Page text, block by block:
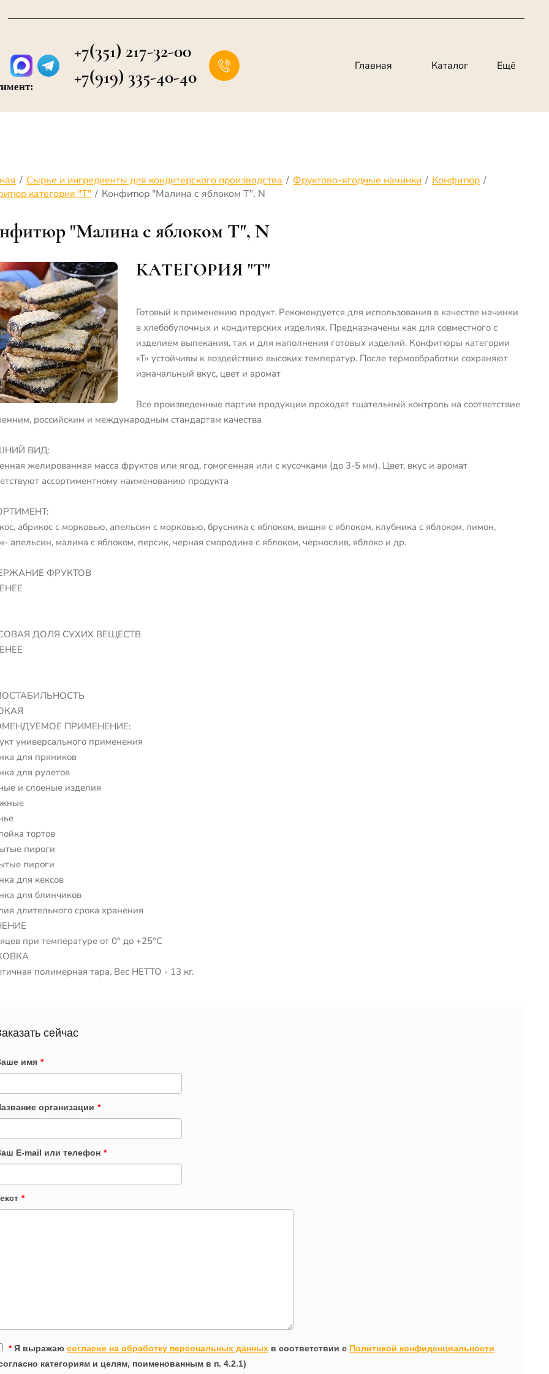
Главная Каталог Ещё
+7(351) 217-32-00
+7(919) 335-40-40
/ Сырье и ингредиенты для кондитерского производства / Фруктово-ягодные начинки / Конфитюр /
категория "Т" / Конфитюр "Малина с яблоком Т", N
"Малина с яблоком Т", N
КАТЕГОРИЯ "Т"
Готовый к применению продукт. Рекомендуется для использования в качестве начинки
в хлебобулочных и кондитерских изделиях. Предназначены как для совместного с
изделием выпекания, так и для наполнения готовых изделий. Конфитюры категории
«Т» устойчивы к воздействию высоких температур. После термообработки сохраняют
изначальный вкус, цвет и аромат
Все произведенные партии продукции проходят тщательный контроль на соответствие
российским и международным стандартам качества
ВИД:
желированная масса фруктов или ягод, гомогенная или с кусочками (до 3-5 мм). Цвет, вкус и аромат
ассортиментному наименованию продукта
абрикос с морковью, апельсин с морковью, брусника с яблоком, вишня с яблоком, клубника с яблоком, лимон,
апельсин, малина с яблоком, персик, черная смородина с яблоком, чернослив, яблоко и др.
ФРУКТОВ
ДОЛЯ СУХИХ ВЕЩЕСТВ
ПРИМЕНЕНИЕ:
универсального применения
для пряников
для рулетов
и слоеные изделия
тортов
пироги
пироги
для кексов
для блинчиков
длительного срока хранения
при температуре от 0° до +25°С
полимерная тара. Вес НЕТТО - 13 кг.
сейчас
имя *
организации *
E-mail или телефон *
*
*Я выражаюсогласие на обработку персональных данных в соответствии с Политикой конфиденциальности
категориям и целям, поименованным в п. 4.2.1)